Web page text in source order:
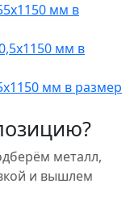
мм в
мм в размер
металл,
и вышлем